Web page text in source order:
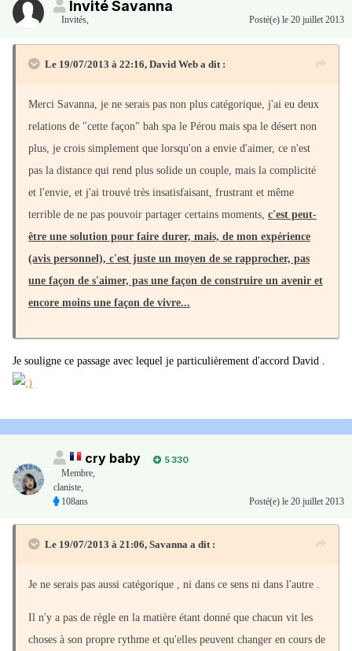
Invité Savanna
Invités Posté(e) le 20 juillet 2013
Le 19/07/2013 à 22:16, David Web a dit :
Merci Savanna, je ne serais pas non plus catégorique, j'ai eu deux
relations de "cette façon" bah spa le Pérou mais spa le désert non
plus, je crois simplement que lorsqu'on a envie d'aimer, ce n'est
pas la distance qui rend plus solide un couple, mais la complicité
et l'envie, et j'ai trouvé très insatisfaisant, frustrant et même
terrible de ne pas pouvoir partager certains moments, c'est peut-
être une solution pour faire durer, mais, de mon expérience
(avis personnel), c'est juste un moyen de se rapprocher, pas
une façon de s'aimer, pas une façon de construire un avenir et
encore moins une façon de vivre...
Je souligne ce passage avec lequel je particulièrement d'accord David .
cry baby
5 330
Membre
claniste,
108ans
Posté(e) le 20 juillet 2013
Le 19/07/2013 à 21:06, Savanna a dit :
Je ne serais pas aussi catégorique , ni dans ce sens ni dans l'autre .
Il n'y a pas de règle en la matière étant donné que chacun vit les
choses à son propre rythme et qu'elles peuvent changer en cours de